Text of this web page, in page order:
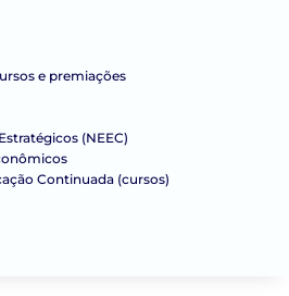
e premiações
(NEEC)
Continuada (cursos)